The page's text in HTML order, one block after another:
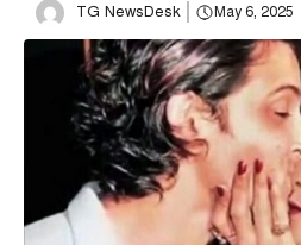
TG NewsDesk May 6, 2025